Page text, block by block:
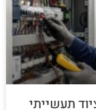
תעשייתי